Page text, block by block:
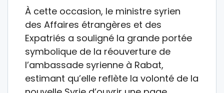
À cette occasion, le ministre syrien
des Affaires étrangères et des
Expatriés a souligné la grande portée
symbolique de la réouverture de
l’ambassade syrienne à Rabat,
estimant qu’elle reflète la volonté de la